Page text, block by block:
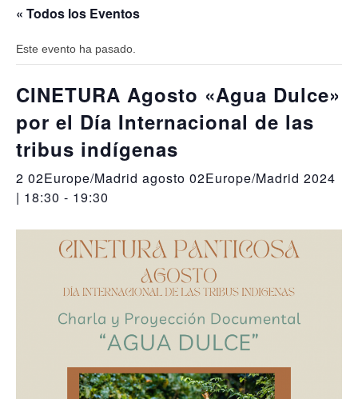
« Todos los Eventos
Este evento ha pasado.
CINETURA Agosto «Agua Dulce»
por el Día Internacional de las
tribus indígenas
2 02Europe/Madrid agosto 02Europe/Madrid 2024
| 18:30 - 19:30